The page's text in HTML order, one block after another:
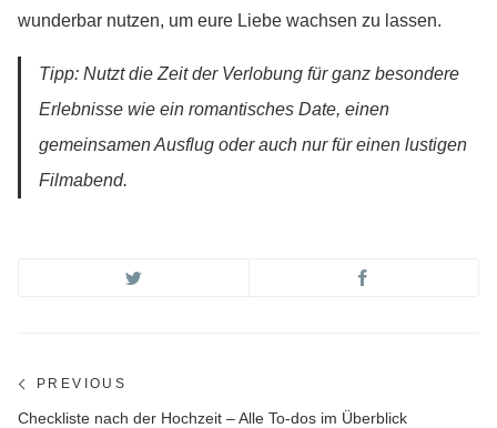
wunderbar nutzen, um eure Liebe wachsen zu lassen.
Tipp: Nutzt die Zeit der Verlobung für ganz besondere
Erlebnisse wie ein romantisches Date, einen
gemeinsamen Ausflug oder auch nur für einen lustigen
Filmabend.
Beitragsnavigation
PREVIOUS
Previous
Checkliste nach der Hochzeit – Alle To-dos im Überblick